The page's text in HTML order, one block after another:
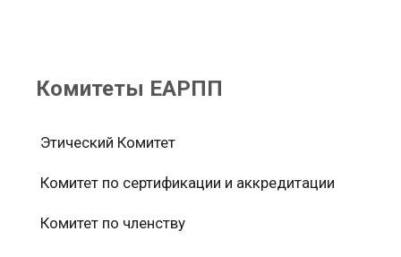
Комитеты ЕАРПП
Этический Комитет
Комитет по сертификации и аккредитации
Комитет по членству